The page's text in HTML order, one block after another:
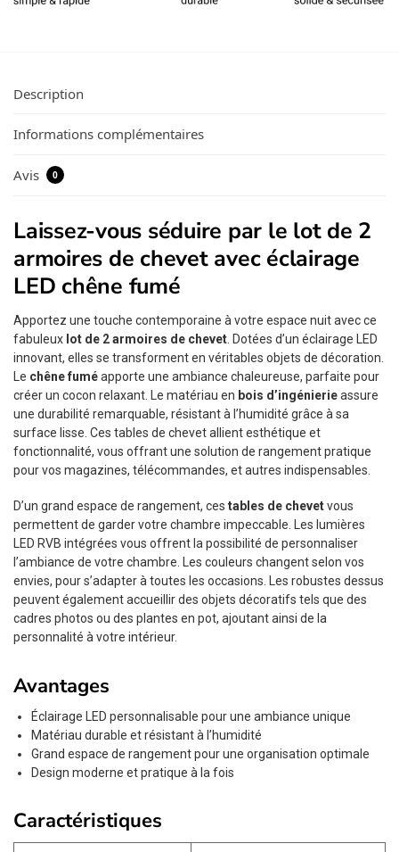
Description
Informations complémentaires
Avis 0
Laissez-vous séduire par le lot de 2
armoires de chevet avec éclairage
LED chêne fumé
Apportez une touche contemporaine à votre espace nuit avec ce
fabuleux lot de 2 armoires de chevet . Dotées d’un éclairage LED
innovant, elles se transforment en véritables objets de décoration.
Le chêne fuméapporte une ambiance chaleureuse, parfaite pour
créer un cocon relaxant. Le matériau en bois d’ingénierieassure
une durabilité remarquable, résistant à l’humidité grâce à sa
surface lisse. Ces tables de chevet allient esthétique et
fonctionnalité, vous offrant une solution de rangement pratique
pour vos magazines, télécommandes, et autres indispensables.
D’un grand espace de rangement, ces tables de chevetvous
permettent de garder votre chambre impeccable. Les lumières
LED RVB intégrées vous offrent la possibilité de personnaliser
l’ambiance de votre chambre. Les couleurs changent selon vos
envies, pour s’adapter à toutes les occasions. Les robustes dessus
peuvent également accueillir des objets décoratifs tels que des
cadres photos ou des plantes en pot, ajoutant ainsi de la
personnalité à votre intérieur.
Avantages
Éclairage LED personnalisable pour une ambiance unique
Matériau durable et résistant à l’humidité
Grand espace de rangement pour une organisation optimale
Design moderne et pratique à la fois
Caractéristiques